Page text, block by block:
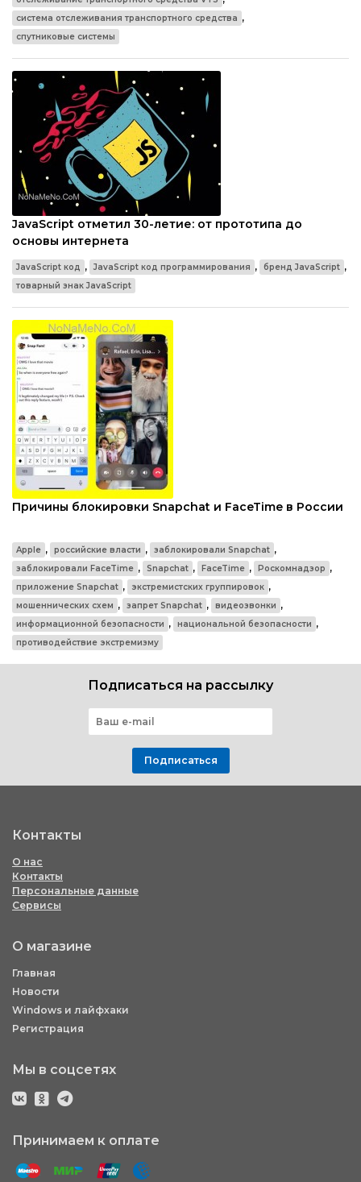
система отслеживания транспортного средства ,
спутниковые системы
JavaScript отметил 30-летие: от прототипа до
основы интернета
JavaScript код , JavaScript код программирования , бренд JavaScript ,
товарный знак JavaScript
Причины блокировки Snapchat и FaceTime в России
Apple , российские власти , заблокировали Snapchat ,
заблокировали FaceTime , Snapchat , FaceTime , Роскомнадзор ,
приложение Snapchat , экстремистских группировок ,
мошеннических схем , запрет Snapchat , видеозвонки ,
информационной безопасности , национальной безопасности ,
противодействие экстремизму
Подписаться на рассылку
Подписаться
Контакты
О нас
Контакты
Персональные данные
Сервисы
О магазине
Главная
Новости
Windows и лайфхаки
Регистрация
Мы в соцсетях
Принимаем к оплате